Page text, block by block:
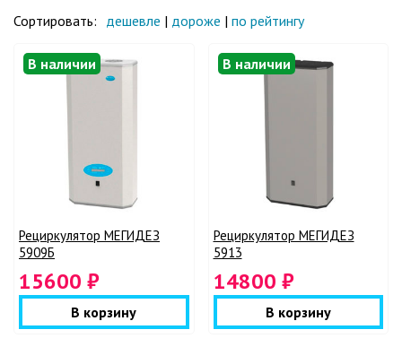
Сортировать: дешевле | дороже | по рейтингу
В наличии
Рециркулятор МЕГИДЕЗ
5909Б
15600 ₽
В корзину
В наличии
Рециркулятор МЕГИДЕЗ
5913
14800 ₽
В корзину